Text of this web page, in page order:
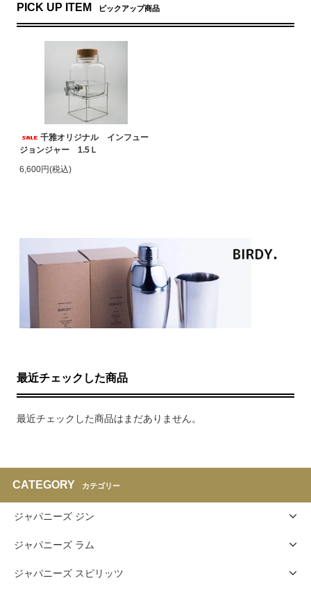
PICK UP ITEM ピックアップ商品
千雅オリジナル インフュー
ジョンジャー 1.5Ｌ
6,600円(税込)
最近チェックした商品
最近チェックした商品はまだありません。
CATEGORY カテゴリー
ジャパニーズ ジン
ジャパニーズ ラム
ジャパニーズ スピリッツ